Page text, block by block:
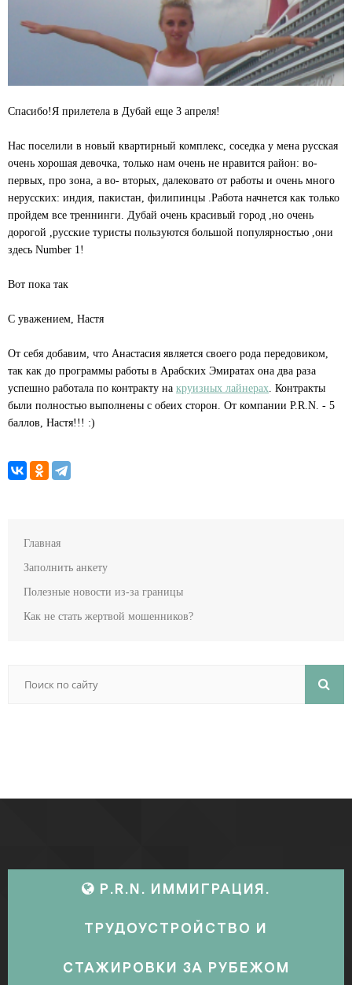
Спасибо!Я прилетела в Дубай еще 3 апреля!
Нас поселили в новый квартирный комплекс, соседка у мена русская
очень хорошая девочка, только нам очень не нравится район: во-
первых, про зона, а во- вторых, далековато от работы и очень много
нерусских: индия, пакистан, филипинцы .Работа начнется как только
пройдем все треннинги. Дубай очень красивый город ,но очень
дорогой ,русские туристы пользуются большой популярностью ,они
здесь Number 1!
Вот пока так
С уважением, Настя
От себя добавим, что Анастасия является своего рода передовиком,
так как до программы работы в Арабских Эмиратах она два раза
успешно работала по контракту на круизных лайнерах . Контракты
были полностью выполнены с обеих сторон. От компании P.R.N. - 5
баллов, Настя!!! :)
Главная
Заполнить анкету
Полезные новости из-за границы
Как не стать жертвой мошенников?
P.R.N. ИММИГРАЦИЯ.
ТРУДОУСТРОЙСТВО И
СТАЖИРОВКИ ЗА РУБЕЖОМ